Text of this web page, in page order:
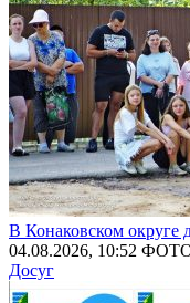
В Конаковском округе
04.08.2026, 10:52
Досуг